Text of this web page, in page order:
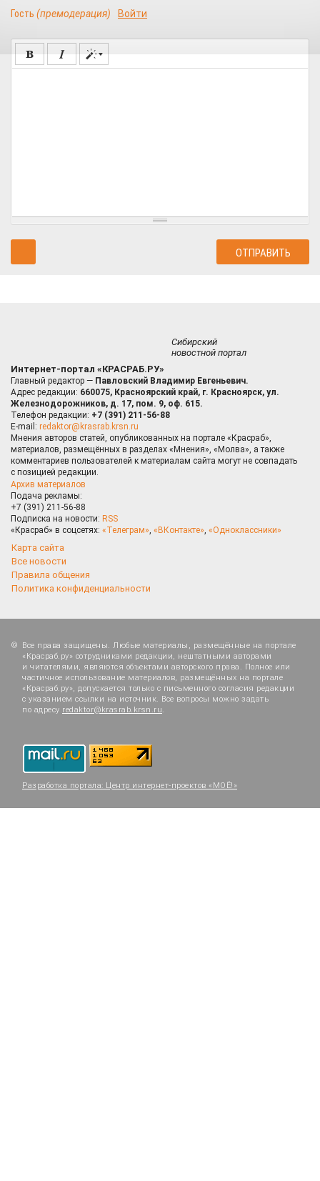
Гость (премодерация) Войти
Сибирский
новостной портал
Интернет-портал «КРАСРАБ.РУ»
Главный редактор — Павловский Владимир Евгеньевич.
Адрес редакции: 660075, Красноярский край, г. Красноярск, ул.
Железнодорожников, д. 17, пом. 9, оф. 615.
Телефон редакции: +7 (391) 211-56-88
E-mail: redaktor@krasrab.krsn.ru
Мнения авторов статей, опубликованных на портале «Красраб»,
материалов, размещённых в разделах «Мнения», «Молва», а также
комментариев пользователей к материалам сайта могут не совпадать
с позицией редакции.
Архив материалов
Подача рекламы:
+7 (391) 211-56-88
Подписка на новости: RSS
«Красраб» в соцсетях: «Телеграм», «ВКонтакте», «Одноклассники»
Карта сайта
Все новости
Правила общения
Политика конфиденциальности
Все права защищены. Любые материалы, размещённые на портале
«Красраб.ру» сотрудниками редакции, нештатными авторами
и читателями, являются объектами авторского права. Полное или
частичное использование материалов, размещённых на портале
«Красраб.ру», допускается только с письменного согласия редакции
с указанием ссылки на источник. Все вопросы можно задать
по адресу redaktor@krasrab.krsn.ru.
Разработка портала: Центр интернет-проектов «МОЁ!»